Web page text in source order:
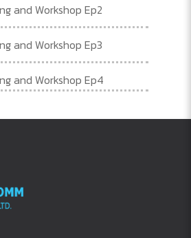
and Workshop Ep2
and Workshop Ep3
and Workshop Ep4